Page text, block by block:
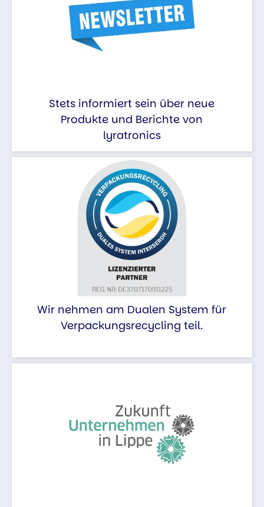
Stets informiert sein über neue
Produkte und Berichte von
lyratronics
Wir nehmen am Dualen System für
Verpackungsrecycling teil.